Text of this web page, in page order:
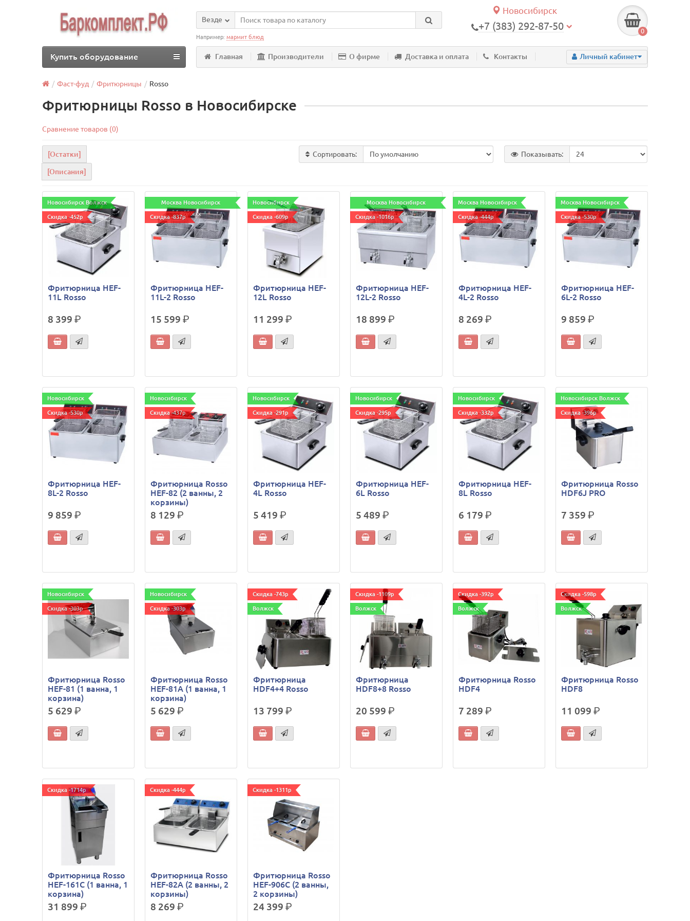
Новосибирск
+7 (383) 292-87-50 0
Везде
Например:мармит блюд
Главная Производители О фирме Доставка и оплата Контакты Личный кабинет
Купить оборудование
Фаст-фуд Фритюрницы Rosso
Фритюрницы Rosso в Новосибирске
Сравнение товаров (0)
[Остатки]
[Описания]
Сортировать: Показывать:
Новосибирск Волжск
Скидка -452р
Фритюрница HEF-
11L Rosso
8 399р.
Москва Новосибирск
Волжск
Скидка -837р
Фритюрница HEF-
11L-2 Rosso
15 599р.
Новосибирск
Скидка -609р
Фритюрница HEF-
12L Rosso
11 299р.
Москва Новосибирск
Волжск
Скидка -1016р
Фритюрница HEF-
12L-2 Rosso
18 899 р.
Москва Новосибирск
Скидка -444р
Фритюрница HEF-
4L-2 Rosso
8 269 р.
Москва Новосибирск
Скидка -530р
Фритюрница HEF-
6L-2 Rosso
9 859 р.
Новосибирск
Скидка -530р
Фритюрница HEF-
8L-2 Rosso
9 859р.
Новосибирск
Скидка -437р
Фритюрница Rosso
HEF-82 (2 ванны, 2
корзины)
8 129р.
Новосибирск
Скидка -291р
Фритюрница HEF-
4L Rosso
5 419р.
Новосибирск
Скидка -295р
Фритюрница HEF-
6L Rosso
5 489 р.
Новосибирск
Скидка -332р
Фритюрница HEF-
8L Rosso
6 179 р.
Новосибирск Волжск
Скидка -396р
Фритюрница Rosso
HDF6J PRO
7 359 р.
Новосибирск
Скидка -303р
Фритюрница Rosso
HEF-81 (1 ванна, 1
корзина)
5 629р.
Новосибирск
Скидка -303р
Фритюрница Rosso
HEF-81A (1 ванна, 1
корзина)
5 629р.
Скидка -743р
Волжск
Фритюрница
HDF4+4 Rosso
13 799р.
Скидка -1109р
Волжск
Фритюрница
HDF8+8 Rosso
20 599 р.
Скидка -392р
Волжск
Фритюрница Rosso
HDF4
7 289 р.
Скидка -598р
Волжск
Фритюрница Rosso
HDF8
11 099 р.
Скидка -1714р
Фритюрница Rosso
HEF-161C (1 ванна, 1
корзина)
31 899р.
Скидка -444р
Фритюрница Rosso
HEF-82А (2 ванны, 2
корзины)
8 269р.
Скидка -1311р
Фритюрница Rosso
HEF-906С (2 ванны,
2 корзины)
24 399р.